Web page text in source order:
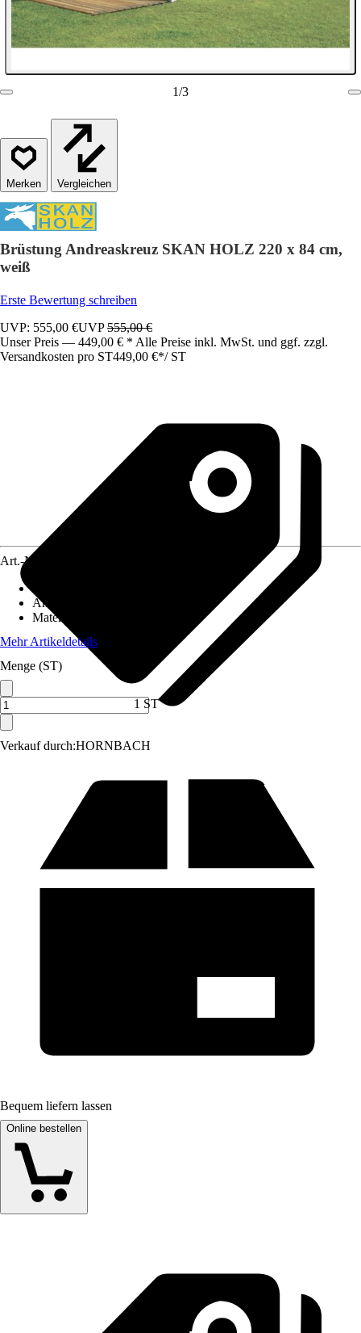
1/3
Vergleichen
Brüstung Andreaskreuz SKAN HOLZ 220 x 84 cm,
weiß
Erste Bewertung schreiben
UVP: 555,00 €UVP555,00 €
Unser Preis — 449,00 € * Alle Preise inkl. MwSt. und ggf. zzgl.
Versandkosten pro ST449,00 €*/ ST
Verkauf durch:HORNBACH
Art.-Nr.
Anwendungsbereich
Material
Mehr Artikeldetails
Menge (ST)
1 ST
Bequem liefern lassen
Online bestellen